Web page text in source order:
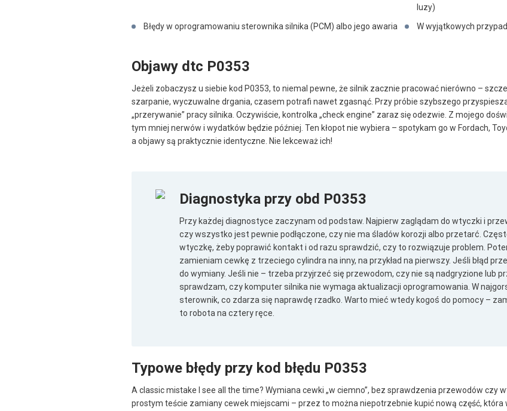
luzy)
Błędy w oprogramowaniu sterownika silnika (PCM) albo jego awaria
W wyjątkowych
Objawy dtc P0353
Jeżeli zobaczysz u siebie kod P0353, to niemal pewne, że silnik zacznie pracować nierówno –
szarpanie, wyczuwalne drgania, czasem potrafi nawet zgasnąć. Przy próbie szybszego
„przerywanie” pracy silnika. Oczywiście, kontrolka „check engine” zaraz się odezwie. Z mojego
tym mniej nerwów i wydatków będzie później. Ten kłopot nie wybiera – spotykam go w Fordach,
a objawy są praktycznie identyczne. Nie lekceważ ich!
Diagnostyka przy obd P0353
Przy każdej diagnostyce zaczynam od podstaw. Najpierw zaglądam do wtyczki i
czy wszystko jest pewnie podłączone, czy nie ma śladów korozji albo przetarć.
wtyczkę, żeby poprawić kontakt i od razu sprawdzić, czy to rozwiązuje problem.
zamieniam cewkę z trzeciego cylindra na inny, na przykład na pierwszy. Jeśli błąd
do wymiany. Jeśli nie – trzeba przyjrzeć się przewodom, czy nie są nadgryzione lub
sprawdzam, czy komputer silnika nie wymaga aktualizacji oprogramowania. W
sterownik, co zdarza się naprawdę rzadko. Warto mieć wtedy kogoś do pomocy –
to robota na cztery ręce.
Typowe błędy przy kod błędu P0353
A classic mistake I see all the time? Wymiana cewki „w ciemno”, bez sprawdzenia przewodów czy
prostym teście zamiany cewek miejscami – przez to można niepotrzebnie kupić nową część,